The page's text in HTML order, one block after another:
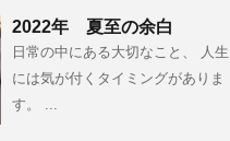
2022年 夏至の余白
日常の中にある大切なこと、 人生
には気が付くタイミングがありま
す。 ...